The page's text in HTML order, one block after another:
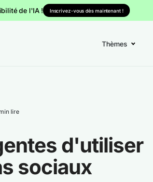
de l'IA ! Inscrivez-vous dès maintenant !
Thèmes
lire
d'utiliser
sociaux